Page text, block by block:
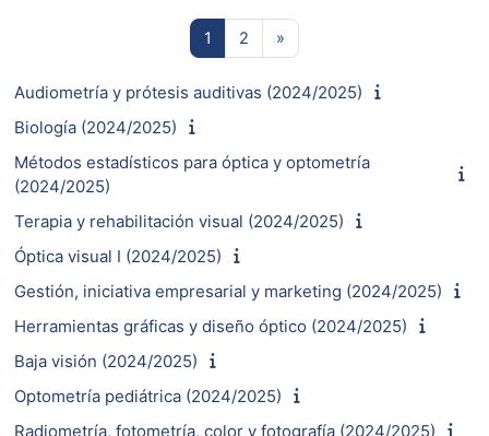
1 Σελίδα 1
2 Σελίδα 2
»
Audiometría y prótesis auditivas (2024/2025)
Biología (2024/2025)
Métodos estadísticos para óptica y optometría
(2024/2025)
Terapia y rehabilitación visual (2024/2025)
Óptica visual I (2024/2025)
Gestión, iniciativa empresarial y marketing (2024/2025)
Herramientas gráficas y diseño óptico (2024/2025)
Baja visión (2024/2025)
Optometría pediátrica (2024/2025)
Radiometría, fotometría, color y fotografía (2024/2025)